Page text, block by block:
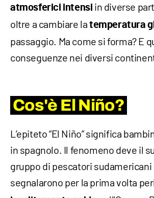
atmosferici intensi in diverse
oltre a cambiare latemperatura
passaggio. Ma come si forma? E
conseguenze nei diversi
Cos'è El Niño?
L’epiteto “El Niño” significa
in spagnolo. Il fenomeno deve il
gruppo di pescatori
segnalarono per la prima volta